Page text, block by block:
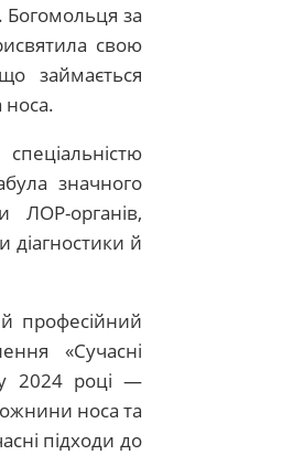
Богомольця за
свою
займається
носа.
значного
ЛОР-органів,
й
професійний
«Сучасні
у 2024 році —
носа та
підходи до